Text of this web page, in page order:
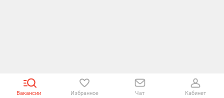
Вакансии Избранное Чат Кабинет